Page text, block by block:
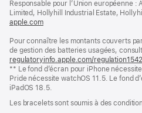
fenêtre)
Responsable pour l’Union européenne :
Limited, Hollyhill Industrial Estate,
apple.com(s’ouvre
une
nouvelle
fenêtre)
Pour connaître les montants couverts
de gestion des batteries usagées,
regulatoryinfo.apple.com/regulation1542
** Le fond d’écran pour iPhone
Pride nécessite watchOS 11.5. Le fond
iPadOS 18.5.
Les bracelets sont soumis à des